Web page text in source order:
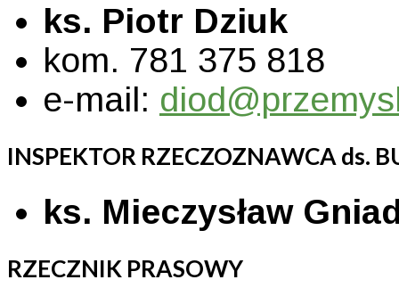
ks. Piotr Dziuk
kom. 781 375 818
e-mail:
INSPEKTOR RZECZOZNAWCA ds.
ks. Mieczysław
RZECZNIK PRASOWY